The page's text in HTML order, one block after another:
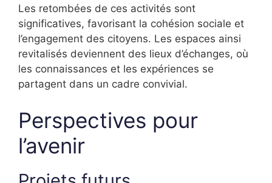
Les retombées de ces activités sont
significatives, favorisant la cohésion sociale et
l’engagement des citoyens. Les espaces ainsi
revitalisés deviennent des lieux d’échanges, où
les connaissances et les expériences se
partagent dans un cadre convivial.
Perspectives pour
l’avenir